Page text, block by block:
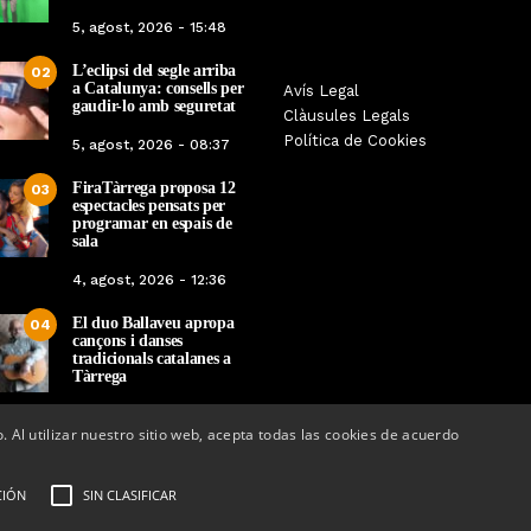
5, agost, 2026 - 15:48
02
L’eclipsi del segle arriba
a Catalunya: consells per
gaudir-lo amb seguretat
5, agost, 2026 - 08:37
03
FiraTàrrega proposa 12
espectacles pensats per
programar en espais de
sala
4, agost, 2026 - 12:36
04
El duo Ballaveu apropa
cançons i danses
tradicionals catalanes a
Tàrrega
Avís Legal
Clàusules Legals
Política de Cookies
Les Gastrosàvies protagonitzen
una gran trobada al Món Sant
Benet que referma el valor de la
cuina tradicional
Per Tàrrega Televisió
27, novembre, 2025 - 08:28
protagonista de la
Cinema Espiritual de
utilizar nuestro sitio web, acepta todas las cookies de acuerdo
SIN CLASIFICAR